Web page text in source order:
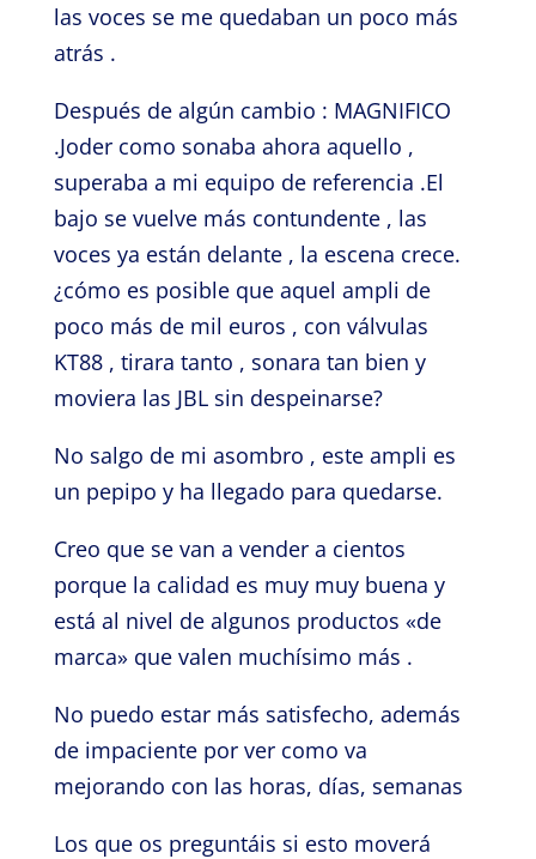
las voces se me quedaban un poco más
atrás .
Después de algún cambio : MAGNIFICO
.Joder como sonaba ahora aquello ,
superaba a mi equipo de referencia .El
bajo se vuelve más contundente , las
voces ya están delante , la escena crece.
¿cómo es posible que aquel ampli de
poco más de mil euros , con válvulas
KT88 , tirara tanto , sonara tan bien y
moviera las JBL sin despeinarse?
No salgo de mi asombro , este ampli es
un pepipo y ha llegado para quedarse.
Creo que se van a vender a cientos
porque la calidad es muy muy buena y
está al nivel de algunos productos «de
marca» que valen muchísimo más .
No puedo estar más satisfecho, además
de impaciente por ver como va
mejorando con las horas, días, semanas
Los que os preguntáis si esto moverá